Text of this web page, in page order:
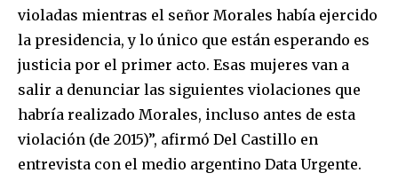
violadas mientras el señor Morales había ejercido
la presidencia, y lo único que están esperando es
justicia por el primer acto. Esas mujeres van a
salir a denunciar las siguientes violaciones que
habría realizado Morales, incluso antes de esta
violación (de 2015)”, afirmó Del Castillo en
entrevista con el medio argentino Data Urgente.